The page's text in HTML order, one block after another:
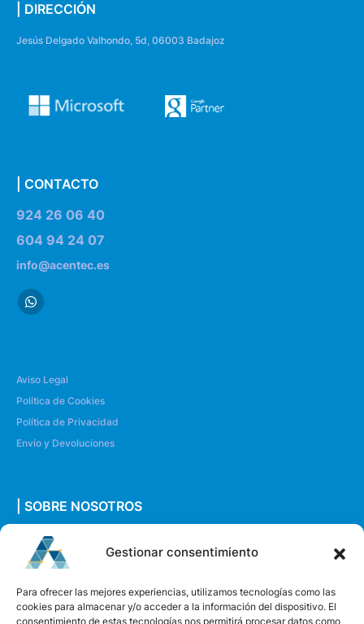
Gestionar consentimiento
Para ofrecer las mejores experiencias, utilizamos tecnologías como las
cookies para almacenar y/o acceder a la información del dispositivo. El
consentimiento de estas tecnologías nos permitirá procesar datos como
| DIRECCIÓN
Jesús Delgado Valhondo, 5d, 06003 Badajoz
| CONTACTO
924 26 06 40
604 94 24 07
info@acentec.es
Aviso Legal
Política de Cookies
Política de Privacidad
Envío y Devoluciones
| SOBRE NOSOTROS
Quiénes somos
Envíanos un mensaje